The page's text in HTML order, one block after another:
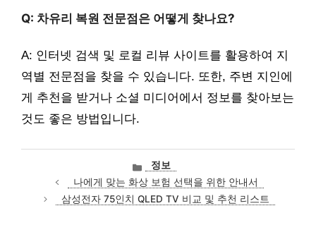
Q: 차유리 복원 전문점은 어떻게 찾나요?
A: 인터넷 검색 및 로컬 리뷰 사이트를 활용하여 지
역별 전문점을 찾을 수 있습니다. 또한, 주변 지인에
게 추천을 받거나 소셜 미디어에서 정보를 찾아보는
것도 좋은 방법입니다.
카
테
고
리
정보
나에게 맞는 화상 보험 선택을 위한 안내서
삼성전자 75인치 QLED TV 비교 및 추천 리스트